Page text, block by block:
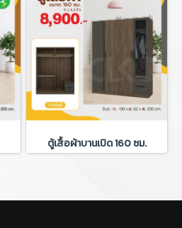
ตู้เสื้อผ้าบานเปิด 160 ซม.